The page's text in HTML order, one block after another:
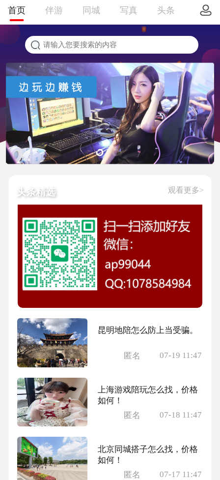
首页 伴游 同城 写真 头条
头条精选 观看更多>
昆明地陪怎么防上当受骗。
匿名 07-19 11:47
上海游戏陪玩怎么找，价格
如何！
匿名
07-18 11:47
北京同城搭子怎么找，价格
如何！
匿名
07-17 11:47